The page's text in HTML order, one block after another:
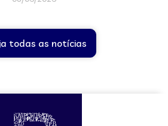
todas as notícias